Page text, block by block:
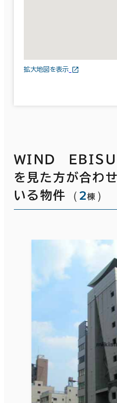
拡大地図を表示
ＷＩＮＤ ＥＢＩ
を見た方が合わ
いる物件
（2棟 ）